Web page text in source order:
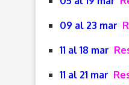
09 al 23 mar
11 al 18 mar
11 al 21 mar